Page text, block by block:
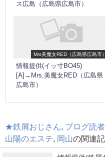
ス広島（広島県広島市）
Mrs美魔女RED（広島県広島市）
情報提供(イッ寸BO45)
[A]→Mrs,美魔女RED（広島県
広島市）
★鉄屑おじさん ブログ読
山陽のエステ
岡山の関連